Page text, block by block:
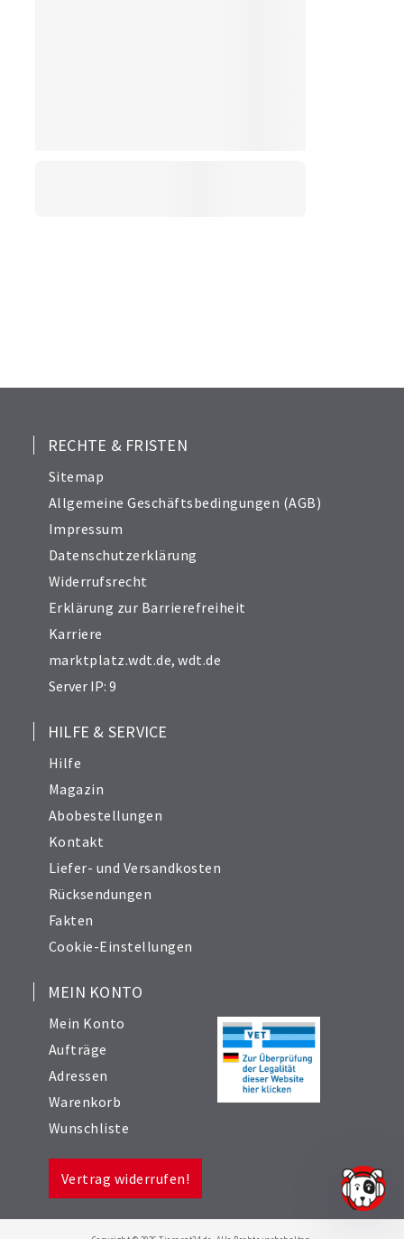
RECHTE & FRISTEN
Sitemap
Allgemeine Geschäftsbedingungen (AGB)
Impressum
Datenschutzerklärung
Widerrufsrecht
Erklärung zur Barrierefreiheit
Karriere
marktplatz.wdt.de,wdt.de
Server IP: 9
HILFE & SERVICE
Hilfe
Magazin
Abobestellungen
Kontakt
Liefer- und Versandkosten
Rücksendungen
Fakten
Cookie-Einstellungen
MEIN KONTO
Mein Konto
Aufträge
Adressen
Warenkorb
Wunschliste
Vertrag widerrufen!